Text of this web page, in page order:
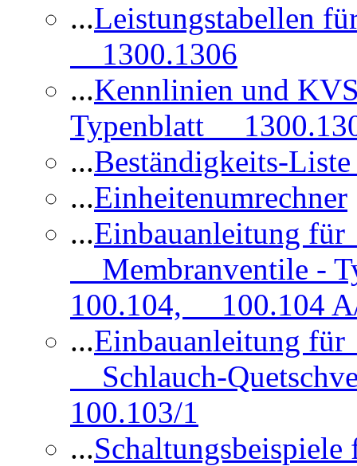
...Leistungstabellen
1300.1306
...Kennlinien und
Typenblatt
...Beständigkeits-
...Einheitenumrechner
...Einbauanleitung
Membranventile -
100.104, 100.104
...Einbauanleitung
Schlauch-
100.103/1
...